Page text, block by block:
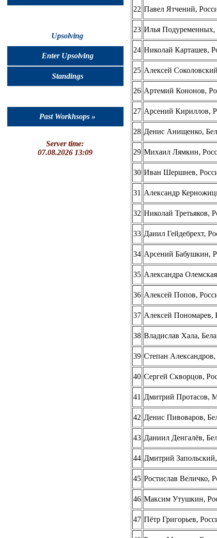
Upsolving
Enter Upsolving
Standings
Past Workhsops »
Server time:
07.08.2026 13:09
22 Павел Ятчений,
23 Илья Подуременных,
24 Николай Карташев,
25 Алексей
26 Артемий Кононов,
27 Арсений Кириллов,
28 Денис Анищенко,
29 Михаил Лямкин,
30 Иван Шершнев,
31 Александр
32 Николай Третьяков,
33 Данил Гейдебрехт,
34 Арсений Бабушкин,
35 Александра
36 Алексей Попов,
37 Алексей Пономарев,
38 Владислав Хала,
39 Степан
40 Сергей Скворцов,
41 Дмитрий Протасов,
42 Денис Пивоваров,
43 Даниил Денгалёв,
44 Дмитрий
45 Ростислав Величко,
46 Максим Утушкин,
47 Пётр Григорьев,